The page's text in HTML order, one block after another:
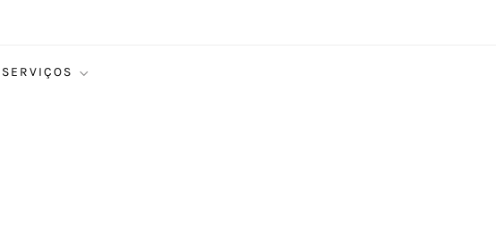
SERVIÇOS